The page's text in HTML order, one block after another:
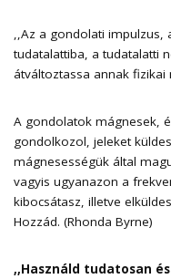
,,Az a gondolati impulzus,
tudatalattiba, a tudatalatti
átváltoztassa annak fizikai
A gondolatok mágnesek,
gondolkozol, jeleket
mágnesességük által
vagyis ugyanazon a
kibocsátasz, illetve
Hozzád. (Rhonda Byrne)
,,Használd tudatosan